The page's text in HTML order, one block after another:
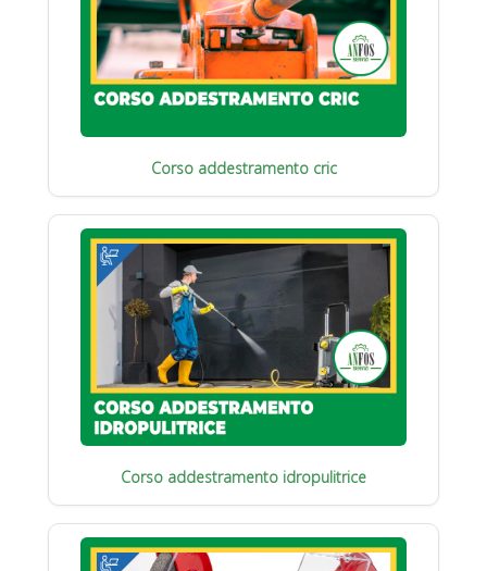
Corso addestramento cric
Corso addestramento idropulitrice